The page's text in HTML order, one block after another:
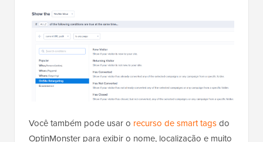
Você também pode usar o recurso de smart tagsdo
OptinMonster para exibir o nome, localização e muito